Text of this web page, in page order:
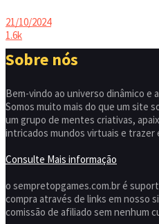
21/10/2024
1.6k
Sobre nós
Bem-vindo ao universo dinâmico e
Somos muito mais do que um site
um grupo de mentes criativas,
intricados mundos virtuais e trazer
Consulte Mais informação
o sempretopgames.com.br é
compra através de links em nosso
comissão de afiliado sem nenhum